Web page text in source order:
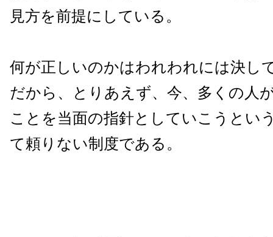
見方を前提にしている。
何が正しいのかはわれわれには決し
だから、とりあえず、今、多くの人
ことを当面の指針としていこうとい
て頼りない制度である。